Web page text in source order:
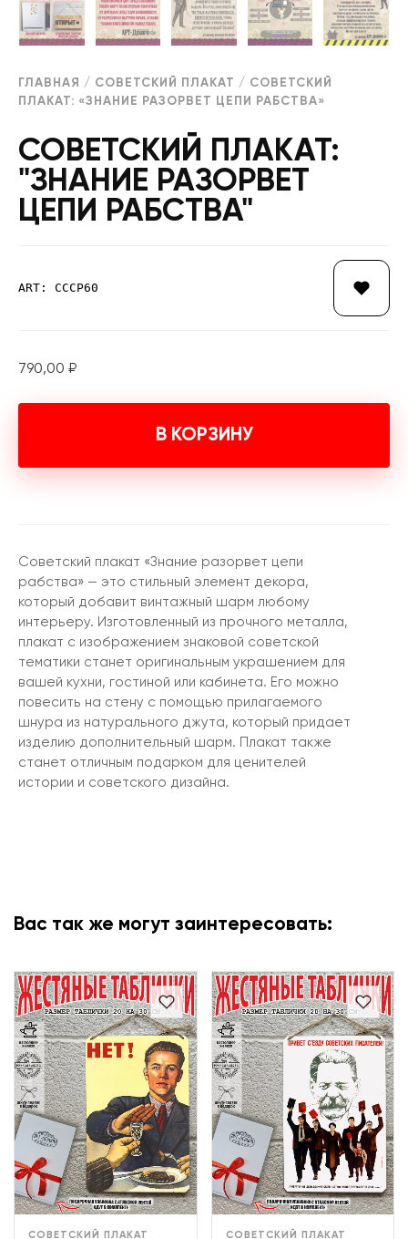
ГЛАВНАЯ / СОВЕТСКИЙ ПЛАКАТ / СОВЕТСКИЙ
ПЛАКАТ: «ЗНАНИЕ РАЗОРВЕТ ЦЕПИ РАБСТВА»
СОВЕТСКИЙ ПЛАКАТ:
"ЗНАНИЕ РАЗОРВЕТ
ЦЕПИ РАБСТВА"
ART: СССР60
790,00 ₽
В КОРЗИНУ
Советский плакат «Знание разорвет цепи
рабства» — это стильный элемент декора,
который добавит винтажный шарм любому
интерьеру. Изготовленный из прочного металла,
плакат с изображением знаковой советской
тематики станет оригинальным украшением для
вашей кухни, гостиной или кабинета. Его можно
повесить на стену с помощью прилагаемого
шнура из натурального джута, который придает
изделию дополнительный шарм. Плакат также
станет отличным подарком для ценителей
истории и советского дизайна.
Вас так же могут заинтересовать:
СОВЕТСКИЙ ПЛАКАТ СОВЕТСКИЙ ПЛАКАТ